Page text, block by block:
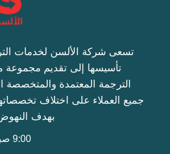
تسعى شركة الألسن لخدمات
تأسيسها إلى تقديم مجموعة
الترجمة المعتمدة والمتخصصة
جميع العملاء على اختلاف
بهدف